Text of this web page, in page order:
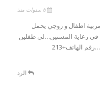
6 سنوات منذ
اطفال و زوجي يحمل
في رعاية المسنين…لي طفلين
12 سنة و طفل 7 سنوات…رقم الهاتف+213
الرد